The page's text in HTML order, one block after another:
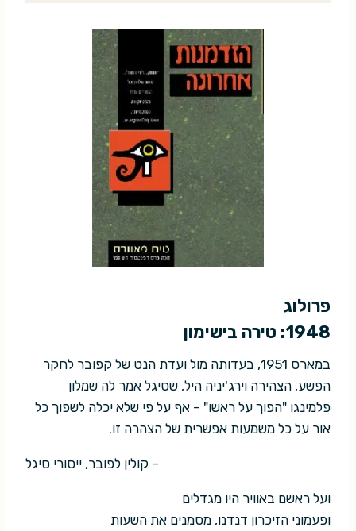
פרולוג
1948: טירה בישימון
במארס 1951, בעדותה מול ועדת הנט של קפובר לחקר
הפשע, הצהירה וירג'יניה היל, שסיגל אמר לה שמלון
פלמינגו "הפוך על ראשו" – אף על פי שלא יכלה לשפוך כל
אור על כל משמעות אפשרית של הצהרה זו.
– קולין לפובר, ייסורי סיגל
ועל ראשם באוויר היו מגדלים
ופעמוני הזיכרון דנדנו, מסמנים את השעות